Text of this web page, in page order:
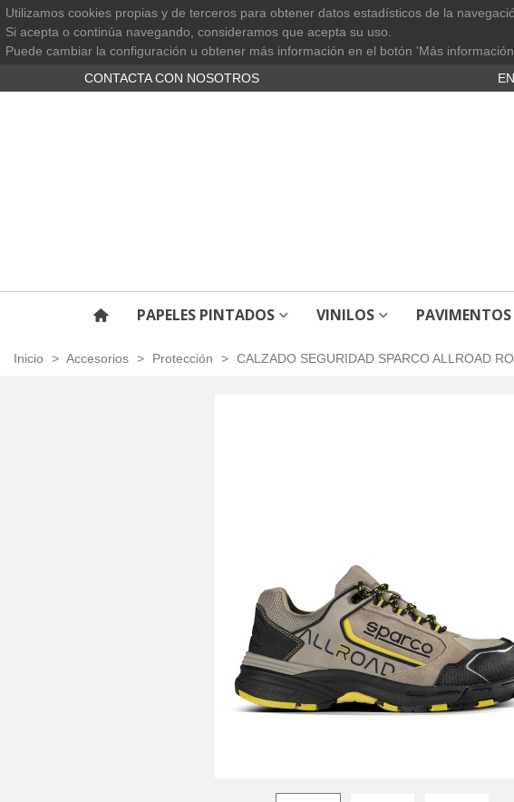
Utilizamos cookies propias y de terceros para obtener datos estadísticos de la
Si acepta o continúa navegando, consideramos que acepta su uso.
Puede cambiar la configuración u obtener más información en el botón 'Más
CONTACTA CON NOSOTROS
PAPELES PINTADOS VINILOS PAVIMENTOS
Inicio > Accesorios > Protección > CALZADO SEGURIDAD SPARCO ALLROAD